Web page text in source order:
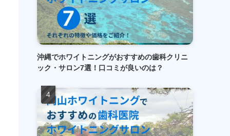
沖縄でホワイトニングがおすすめの歯科クリニ
ック・サロン7選！口コミが良いのは？